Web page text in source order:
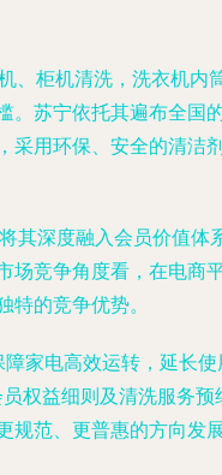
、柜机清洗，洗衣机内
。苏宁依托其遍布全国
采用环保、安全的清洁
其深度融入会员价值体
场竞争角度看，在电商
的竞争优势。
家电高效运转，延长
权益细则及清洗服务预
范、更普惠的方向发